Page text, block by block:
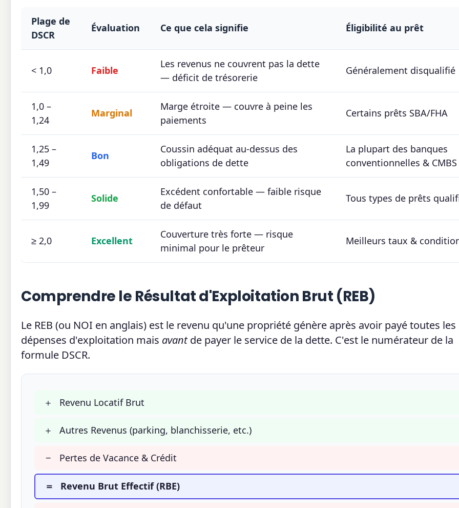
Plage de
DSCR
Évaluation Ce que cela signifie Éligibilité au prêt
< 1,0 Faible
Les revenus ne couvrent pas la dette
— déficit de trésorerie
Généralement disqualifié
1,0 –
1,24
Marginal
Marge étroite — couvre à peine les
paiements
Certains prêts SBA/FHA
1,25 –
1,49
Bon
Coussin adéquat au-dessus des
obligations de dette
La plupart des banques
conventionnelles & CMBS
1,50 –
1,99
Solide
Excédent confortable — faible risque
de défaut
Tous types de prêts
≥ 2,0 Excellent
Couverture très forte — risque
minimal pour le prêteur
Meilleurs taux &
Comprendre le Résultat d'Exploitation Brut (REB)
Le REB (ou NOI en anglais) est le revenu qu'une propriété génère après avoir payé toutes les
dépenses d'exploitation mais avantde payer le service de la dette. C'est le numérateur de la
formule DSCR.
＋ Revenu Locatif Brut
＋ Autres Revenus (parking, blanchisserie, etc.)
− Pertes de Vacance & Crédit
＝ Revenu Brut Effectif (RBE)